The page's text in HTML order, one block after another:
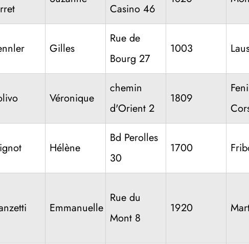
Casino 46
Gilles
Rue de
Bourg 27
1003
Véronique
chemin
d'Orient 2
1809
Hélène
Bd Perolles
30
1700
Emmanuelle
Rue du
Mont 8
1920